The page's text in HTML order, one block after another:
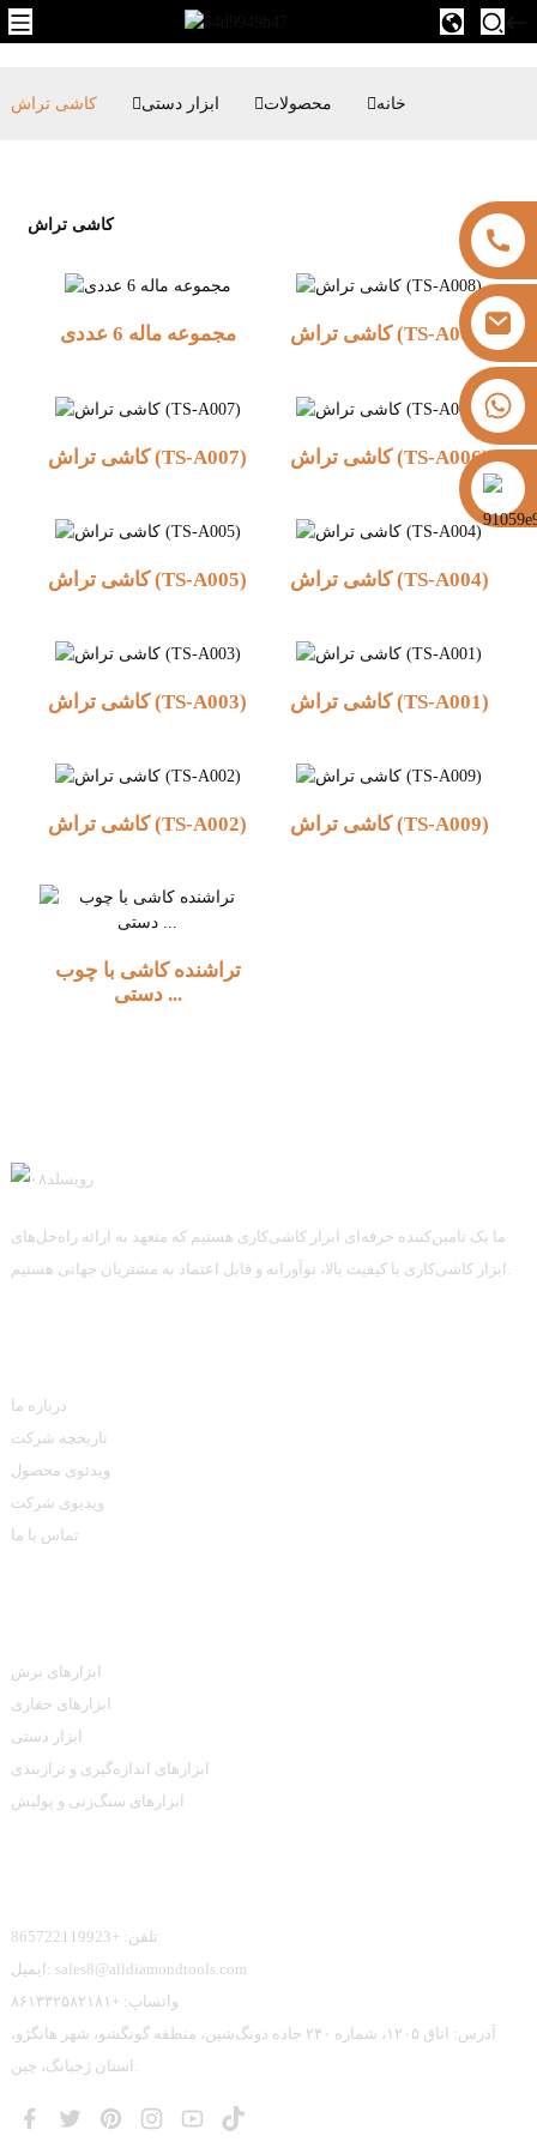
‎+۸۶۱۳۳۲۵۸۲۱۸۱‎
خانه محصولات ابزار دستی کاشی تراش
کاشی تراش
مجموعه ماله 6 عددی کاشی تراش (TS-A008)
کاشی تراش (TS-A007) کاشی تراش (TS-A006)
کاشی تراش (TS-A005) کاشی تراش (TS-A004)
کاشی تراش (TS-A003) کاشی تراش (TS-A001)
کاشی تراش (TS-A002) کاشی تراش (TS-A009)
تراشنده کاشی با چوب
دستی ...
ما یک تامین‌کننده حرفه‌ای ابزار کاشی‌کاری هستیم که متعهد به ارائه راه‌حل‌های
درباره ما
تاریخچه شرکت
ویدئوی محصول
ویدیوی شرکت
تماس با ما
ابزارهای برش
ابزارهای حفاری
ابزار دستی
ابزارهای اندازه‌گیری و ترازبندی
ابزارهای سنگ‌زنی و پولیش
تلفن: +865722119923
ایمیل: sales8@alldiamondtools.com
واتساپ: +۸۶۱۳۳۲۵۸۲۱۸۱
آدرس: اتاق ۱۲۰۵، شماره ۲۴۰ جاده دونگ‌شین، منطقه گونگشو، شهر هانگژو،
استان ژجیانگ، چین.